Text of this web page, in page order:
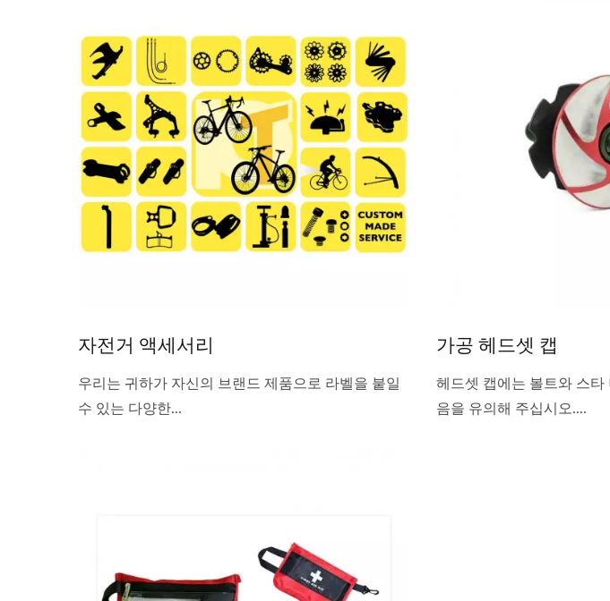
자전거 액세서리
우리는 귀하가 자신의 브랜드 제품으로 라벨을 붙일
수 있는 다양한...
가공 헤드셋 캡
헤드셋 캡에는 볼트와 스
음을 유의해 주십시오....